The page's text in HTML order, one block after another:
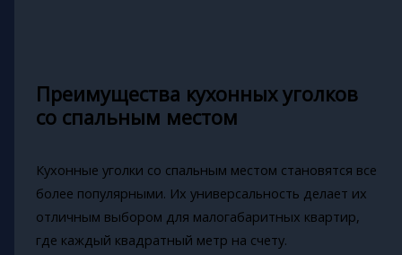
Преимущества кухонных уголков
со спальным местом
Кухонные уголки со спальным местом становятся все
более популярными. Их универсальность делает их
отличным выбором для малогабаритных квартир,
где каждый квадратный метр на счету.